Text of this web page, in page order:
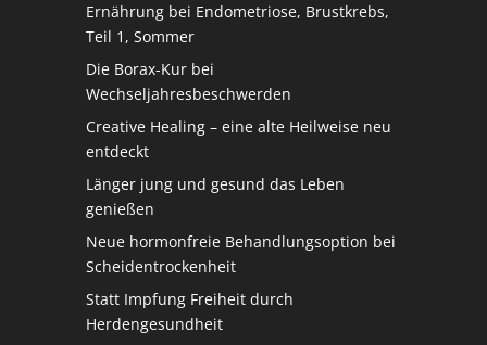
Ernährung bei Endometriose, Brustkrebs,
Teil 1, Sommer
Die Borax-Kur bei
Wechseljahresbeschwerden
Creative Healing – eine alte Heilweise neu
entdeckt
Länger jung und gesund das Leben
genießen
Neue hormonfreie Behandlungsoption bei
Scheidentrockenheit
Statt Impfung Freiheit durch
Herdengesundheit